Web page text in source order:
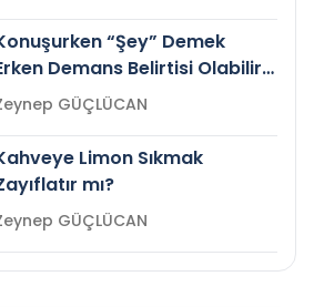
“Şey” Demek
Demans Belirtisi Olabilir
Zeynep GÜÇLÜCAN
Limon Sıkmak
mı?
Zeynep GÜÇLÜCAN